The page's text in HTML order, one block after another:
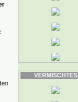
VERMISCHTES